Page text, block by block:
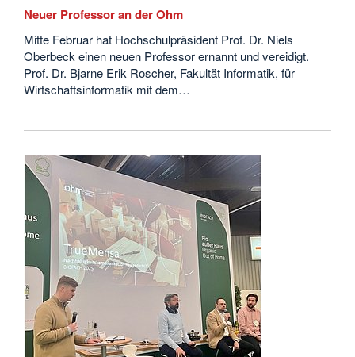
Neuer Professor an der Ohm
Mitte Februar hat Hochschulpräsident Prof. Dr. Niels
Oberbeck einen neuen Professor ernannt und vereidigt.
Prof. Dr. Bjarne Erik Roscher, Fakultät Informatik, für
Wirtschaftsinformatik mit dem…